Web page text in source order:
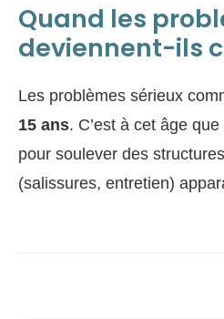
Quand les
deviennent-ils
Les problèmes sérieux
15 ans. C’est à cet âge
pour soulever des
(salissures, entretien)